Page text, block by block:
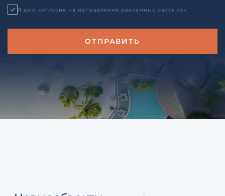
Я даю согласие на направление рекламных рассылок